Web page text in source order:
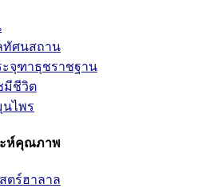
ศนสถาน
จุฑาธุชราชฐาน
ชีวิต
ไพร
ะห์คุณภาพ
ตร์ฮาลาล